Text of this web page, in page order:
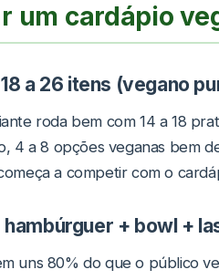
um cardápio
a 26 itens (vegano
roda bem com 14 a 18
4 a 8 opções veganas bem
a competir com o
+ bowl +
uns 80% do que o público